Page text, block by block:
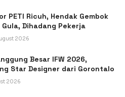
PETI Ricuh, Hendak Gembok
Dihadang Pekerja
2026
Besar IFW 2026,
Star Designer dari Gorontalo
2026